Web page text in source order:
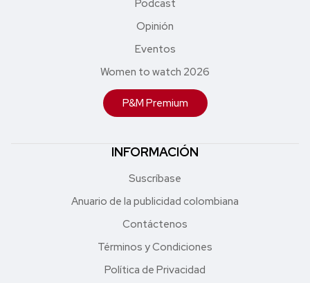
Podcast
Opinión
Eventos
Women to watch 2026
P&M Premium
INFORMACIÓN
Suscríbase
Anuario de la publicidad colombiana
Contáctenos
Términos y Condiciones
Política de Privacidad